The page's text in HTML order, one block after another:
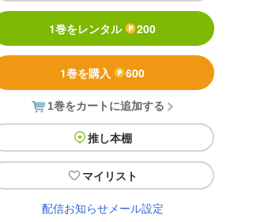
1巻をレンタル 200
1巻を購入 600
1巻をカートに追加する
推し本棚
マイリスト
配信お知らせメール設定